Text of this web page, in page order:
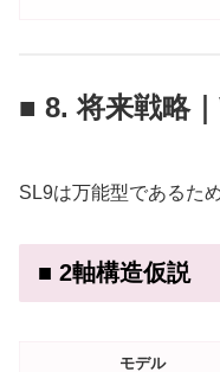
■ 8. 将来戦略
SL9は万能型であるた
■ 2軸構造仮説
モデル